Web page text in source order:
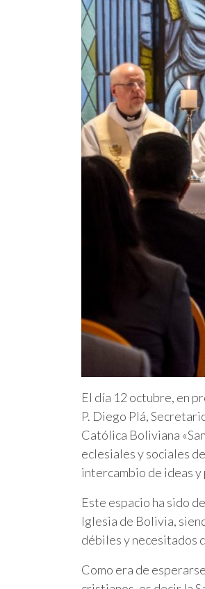
El día 12 octubre, en
P. Diego Plá,
Católica Boliviana
eclesiales y sociales
intercambio de ideas
Este espacio ha sido
Iglesia de Bolivia,
débiles y necesitados
Como era de